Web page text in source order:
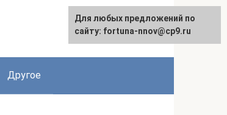
Другое
Для любых предложений по
сайту: fortuna-nnov@cp9.ru